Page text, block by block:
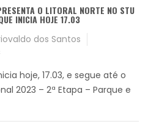
O LITORAL NORTE NO STU
INICIA HOJE 17.03
dos Santos
hoje, 17.03, e segue até o
2023 – 2ª Etapa – Parque e